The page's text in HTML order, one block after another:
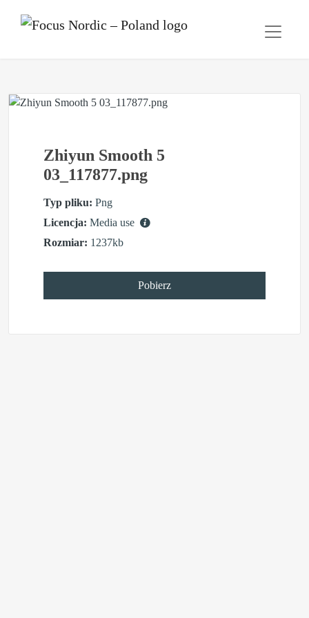
Zhiyun Smooth 5
03_117877.png
Typ pliku: Png
Licencja: Media use
Rozmiar: 1237kb
Pobierz